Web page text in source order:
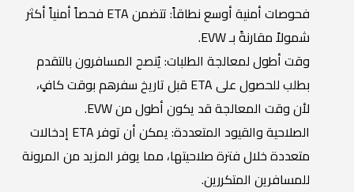
فحوصات أمنية أوسع نطاقاً: تتضمن ETA فحصاً أمنياً أكثر
شمولاً مقارنةً بـ EVW.
وقت أطول لمعالجة الطلبات: يُنصح المسافرون بالتقدم
بطلب للحصول على ETA قبل تاريخ سفرهم بوقت كافٍ،
لأن وقت المعالجة قد يكون أطول من EVW.
الصلاحية والقيود المتعددة: يمكن أن توفر ETA إدخالات
متعددة خلال فترة صلاحيتها، مما يوفر المزيد من المرونة
للمسافرين المتكررين.